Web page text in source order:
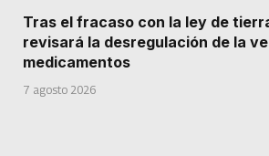
Tras el fracaso con la ley de
revisará la desregulación de la
medicamentos
7 agosto 2026